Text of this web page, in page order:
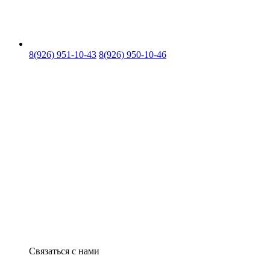
8(926) 951-10-43 8(926) 950-10-46
Связаться с нами